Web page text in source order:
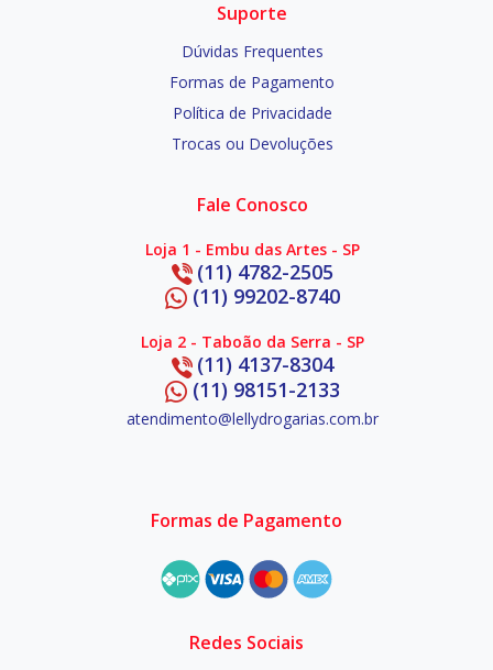
Suporte
Dúvidas Frequentes
Formas de Pagamento
Política de Privacidade
Trocas ou Devoluções
Fale Conosco
Loja 1 - Embu das Artes - SP
(11) 4782-2505
(11) 99202-8740
Loja 2 - Taboão da Serra - SP
(11) 4137-8304
(11) 98151-2133
atendimento@lellydrogarias.com.br
Formas de Pagamento
Redes Sociais